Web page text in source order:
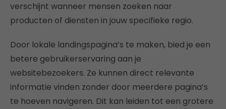
verschijnt wanneer mensen zoeken naar
producten of diensten in jouw specifieke regio.
Door lokale landingspagina’s te maken, bied je een
betere gebruikerservaring aan je
websitebezoekers. Ze kunnen direct relevante
informatie vinden zonder door meerdere pagina’s
te hoeven navigeren. Dit kan leiden tot een grotere